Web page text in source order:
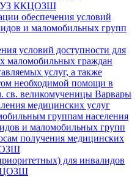
ККЦОЗШ
обеспечения условий
и маломобильных групп
условий доступности для
маломобильных граждан
услуг, а также
необходимой помощи в
великомученицы Варвары
медицинских услуг
группам населения
и маломобильных групп
получения медицинских
для инвалидов